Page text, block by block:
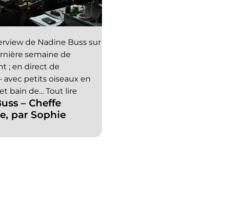
– Cheffe
par Sophie
de Nadine Buss sur
semaine de
; en direct de
avec petits oiseaux en
bain de… Tout lire